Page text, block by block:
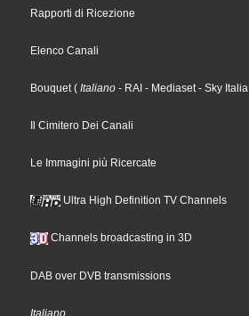
Rapporti di Ricezione
Elenco Canali
Bouquet( Italiano - RAI - Mediaset- Sky Italia
Il Cimitero Dei Canali
Le Immagini più Ricercate
Ultra High Definition TV Channels
Channels broadcasting in 3D
DAB over DVB transmissions